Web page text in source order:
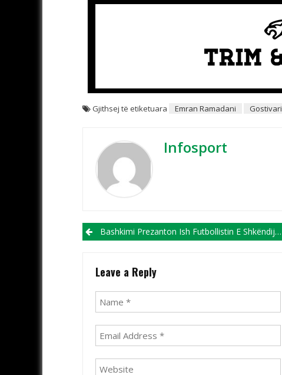
Gjithsej të etiketuara Emran Ramadani Gostivari
Infosport
Post navigation
Bashkimi Prezanton Ish Futbollistin E Shkëndijës Dhe Renovës
Leave a Reply